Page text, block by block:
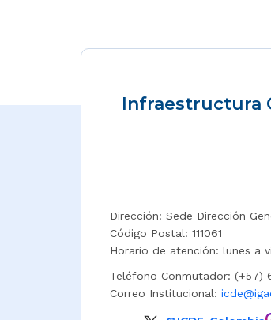
Infraestructura
Dirección: Sede Dirección
Código Postal: 111061
Horario de atención: lunes a
Teléfono Conmutador: (+57)
Correo Institucional: